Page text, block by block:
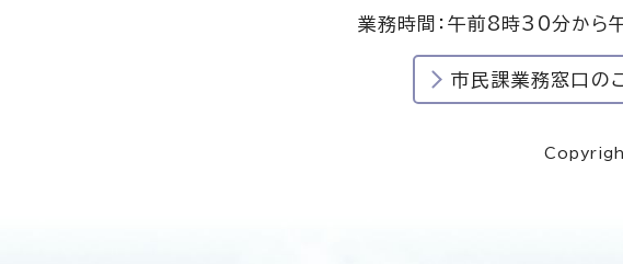
業務時間：午前8時30分から
市民課業務窓口の